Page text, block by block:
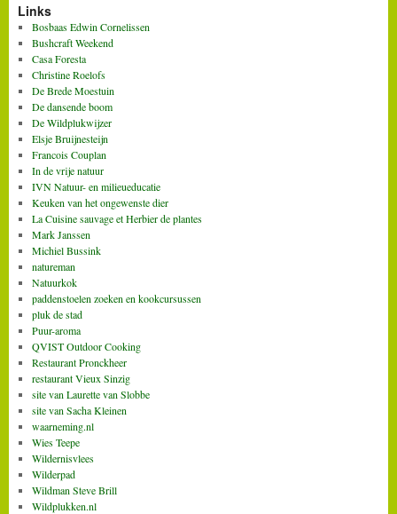
Links
Bosbaas Edwin Cornelissen
Bushcraft Weekend
Casa Foresta
Christine Roelofs
De Brede Moestuin
De dansende boom
De Wildplukwijzer
Elsje Bruijnesteijn
Francois Couplan
In de vrije natuur
IVN Natuur- en milieueducatie
Keuken van het ongewenste dier
La Cuisine sauvage et Herbier de plantes
Mark Janssen
Michiel Bussink
natureman
Natuurkok
paddenstoelen zoeken en kookcursussen
pluk de stad
Puur-aroma
QVIST Outdoor Cooking
Restaurant Pronckheer
restaurant Vieux Sinzig
site van Laurette van Slobbe
site van Sacha Kleinen
waarneming.nl
Wies Teepe
Wildernisvlees
Wilderpad
Wildman Steve Brill
Wildplukken.nl